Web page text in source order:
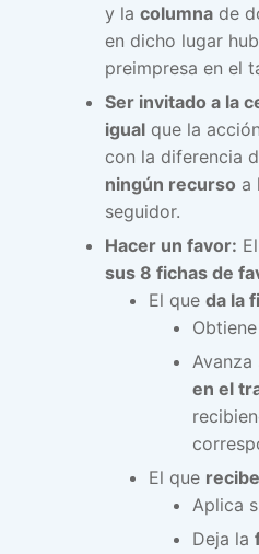
y la columna de
en dicho lugar
preimpresa en el
Ser invitado a la
igual que la
con la diferencia
ningún recurso a
seguidor.
Hacer un favor:
sus 8 fichas de
El que da la
Avanza
en el
El que
Aplica
Deja la